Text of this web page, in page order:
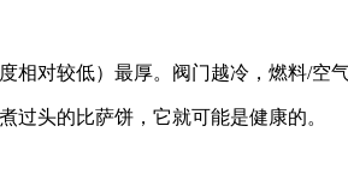
对较低）最厚。阀门越冷，燃料/空
过头的比萨饼，它就可能是健康的。